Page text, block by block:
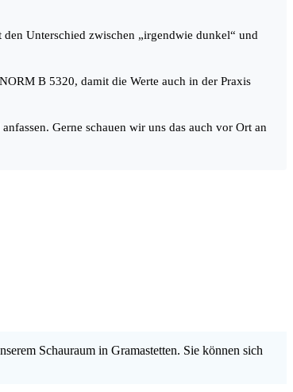
Unterschied zwischen „irgendwie dunkel“ und
B 5320, damit die Werte auch in der Praxis
Gerne schauen wir uns das auch vor Ort an
Schauraum in Gramastetten. Sie können sich